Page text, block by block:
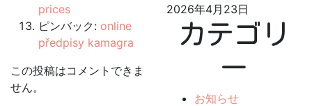
prices
ピンバック: online
předpisy kamagra
この投稿はコメントできま
せん。
2026年4月23日
カテゴリ
ー
お知らせ